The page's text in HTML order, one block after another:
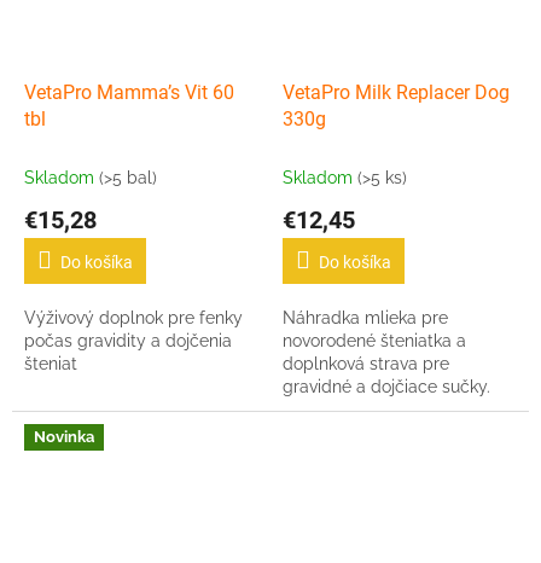
VetaPro Mamma’s Vit 60
tbl
Skladom (>5 bal)
€15,28
Do košíka
Výživový doplnok pre fenky
počas gravidity a dojčenia
šteniat
VetaPro Milk Replacer Dog
330g
Skladom (>5 ks)
€12,45
Do košíka
Náhradka mlieka pre
novorodené šteniatka a
doplnková strava pre
gravidné a dojčiace sučky.
Novinka